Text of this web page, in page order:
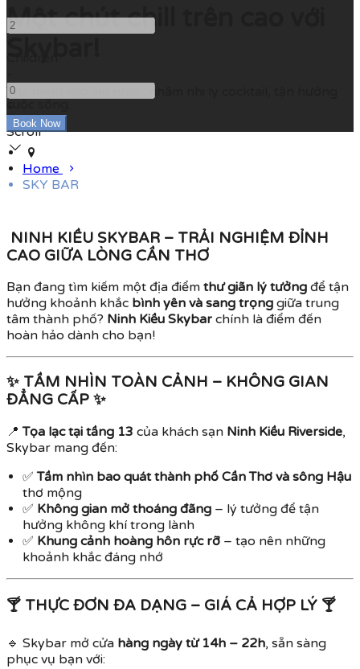
Một chút chill trên cao với
Thả mình vào âm nhạc, nhâm nhi ly cocktail, tận hưởng
Scroll
Home
SKY BAR
NINH KIỀU SKYBAR – TRẢI NGHIỆM ĐỈNH
CAO GIỮA LÒNG CẦN THƠ
Bạn đang tìm kiếm một địa điểm thư giãn lý tưởng để tận
hưởng khoảnh khắc bình yên và sang trọng giữa trung
tâm thành phố? Ninh Kiều Skybar chính là điểm đến
hoàn hảo dành cho bạn!
✨ TẦM NHÌN TOÀN CẢNH – KHÔNG GIAN
ĐẲNG CẤP ✨
📍Tọa lạc tại tầng 13 của khách sạn Ninh Kiều Riverside,
Skybar mang đến:
✅Tầm nhìn bao quát thành phố Cần Thơ và sông Hậu
thơ mộng
✅ Không gian mở thoáng đãng – lý tưởng để tận
hưởng không khí trong lành
✅ Khung cảnh hoàng hôn rực rỡ – tạo nên những
khoảnh khắc đáng nhớ
🍸 THỰC ĐƠN ĐA DẠNG – GIÁ CẢ HỢP LÝ 🍸
🔹 Skybar mở cửa hàng ngày từ 14h – 22h, sẵn sàng
phục vụ bạn với: